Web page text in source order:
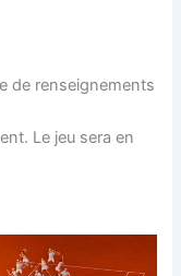
de renseignements
Le jeu sera en